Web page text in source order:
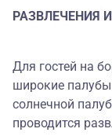
РАЗВЛЕЧЕНИЯ
Для гостей на
широкие
солнечной
проводится